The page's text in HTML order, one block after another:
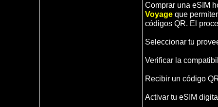
Comprar una eSIM
Voyageque
códigos QR. El
Seleccionar tu
Verificar la
Recibir un código
Activar tu eSIM